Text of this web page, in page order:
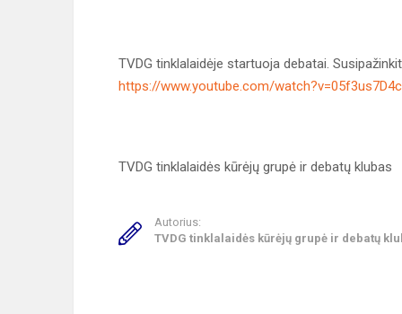
TVDG tinklalaidėje startuoja debatai.
https://www.youtube.com/
TVDG tinklalaidės kūrėjų grupė ir debatų klubas
Autorius:
TVDG tinklalaidės kūrėjų grupė ir debatų